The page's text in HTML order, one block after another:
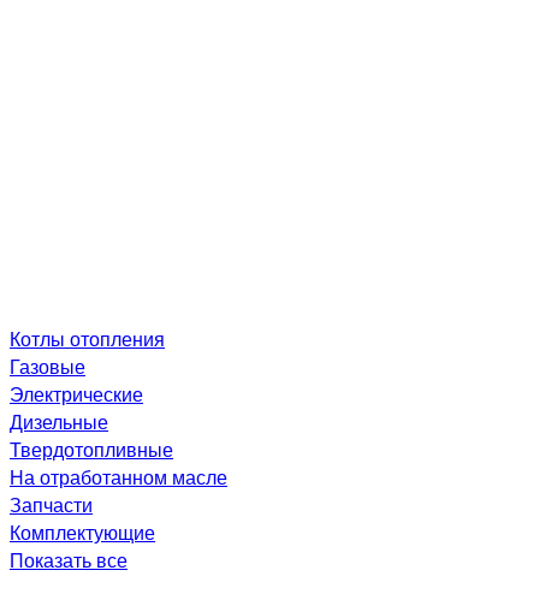
Котлы отопления
Газовые
Электрические
Дизельные
Твердотопливные
На отработанном масле
Запчасти
Комплектующие
Показать все